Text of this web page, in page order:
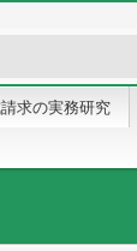
求の実務研究